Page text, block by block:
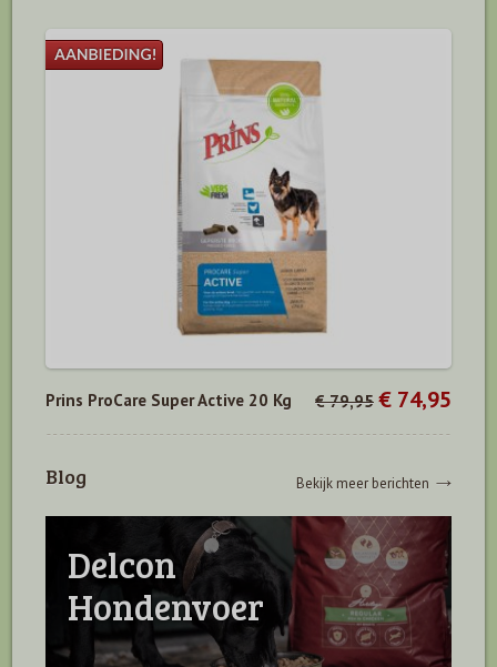
Prins ProCare Super Active 20 Kg € 79,95 € 74,95
Blog Bekijk meer berichten
Delcon
Hondenvoer